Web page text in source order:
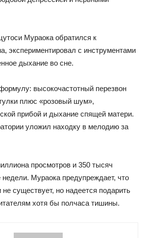
Мураока обратился к
экспериментировал с инструментами
дыхание во сне.
высокочастотный перезвон
плюс «розовый шум»,
прибой и дыхание спящей матери.
уложил находку в мелодию за
просмотров и 350 тысяч
недели. Мураока предупреждает, что
существует, но надеется подарить
хотя бы полчаса тишины.